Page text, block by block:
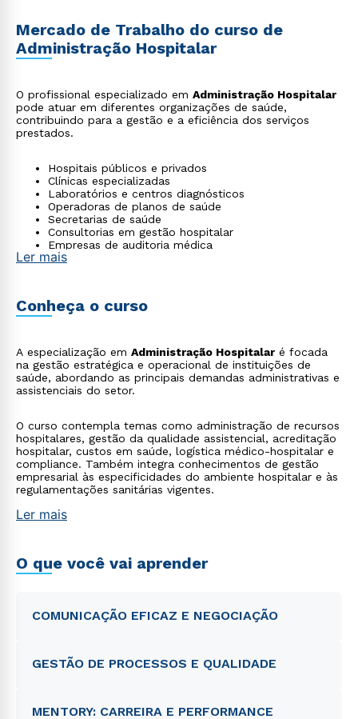
Mercado de Trabalho do curso de
Administração Hospitalar
O profissional especializado em Administração Hospitalar
pode atuar em diferentes organizações de saúde,
contribuindo para a gestão e a eficiência dos serviços
prestados.
Hospitais públicos e privados
Clínicas especializadas
Laboratórios e centros diagnósticos
Operadoras de planos de saúde
Secretarias de saúde
Consultorias em gestão hospitalar
Empresas de auditoria médica
Ler mais
Conheça o curso
A especialização em Administração Hospitalar é focada
na gestão estratégica e operacional de instituições de
saúde, abordando as principais demandas administrativas e
assistenciais do setor.
O curso contempla temas como administração de recursos
hospitalares, gestão da qualidade assistencial, acreditação
hospitalar, custos em saúde, logística médico-hospitalar e
compliance. Também integra conhecimentos de gestão
empresarial às especificidades do ambiente hospitalar e às
regulamentações sanitárias vigentes.
Ler mais
O que você vai aprender
COMUNICAÇÃO EFICAZ E NEGOCIAÇÃO
GESTÃO DE PROCESSOS E QUALIDADE
MENTORY: CARREIRA E PERFORMANCE